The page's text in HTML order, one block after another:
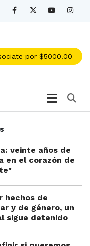
por $5000.00
veinte años de
en el corazón de
hechos de
y de género, un
sigue detenido